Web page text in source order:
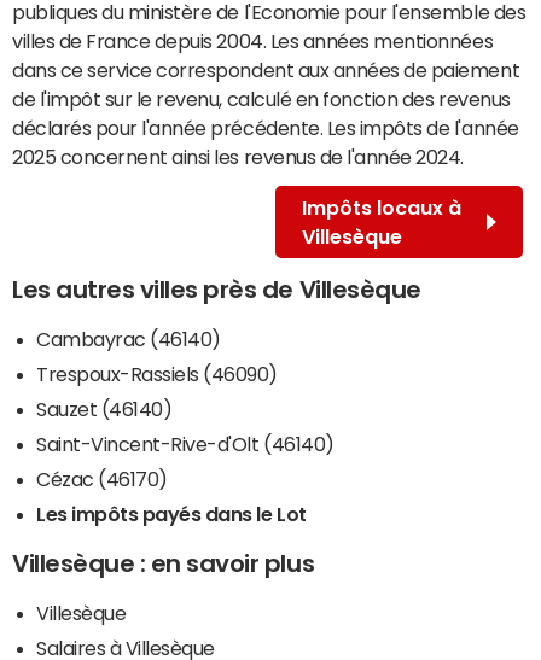
publiques du ministère de l'Economie pour l'ensemble des
villes de France depuis 2004. Les années mentionnées
dans ce service correspondent aux années de paiement
de l'impôt sur le revenu, calculé en fonction des revenus
déclarés pour l'année précédente. Les impôts de l'année
2025 concernent ainsi les revenus de l'année 2024.
Impôts locaux à
Villesèque
Les autres villes près de Villesèque
Cambayrac (46140)
Trespoux-Rassiels (46090)
Sauzet (46140)
Saint-Vincent-Rive-d'Olt (46140)
Cézac (46170)
Les impôts payés dans le Lot
Villesèque : en savoir plus
Villesèque
Salaires à Villesèque